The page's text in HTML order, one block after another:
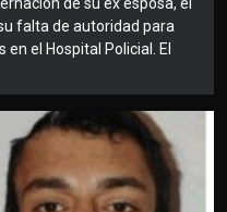
falta de autoridad para
el Hospital Policial. El